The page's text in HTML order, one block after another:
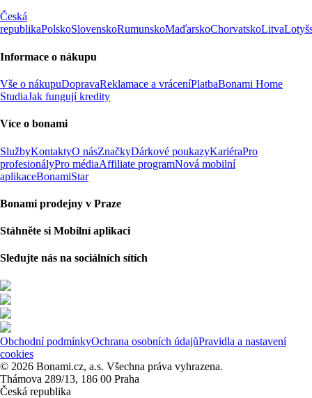
Česká
republikaPolskoSlovenskoRumunskoMaďarskoChorvatskoLitva
Informace o nákupu
Vše o nákupuDopravaReklamace a vráceníPlatbaBonami Home
StudiaJak fungují kredity
Více o bonami
SlužbyKontaktyO násZnačkyDárkové poukazyKariéraPro
profesionályPro médiaAffiliate programNová mobilní
aplikaceBonamiStar
Bonami prodejny v Praze
Stáhněte si Mobilní aplikaci
Sledujte nás na sociálních sítích
Obchodní podmínkyOchrana osobních údajůPravidla a nastavení
cookies
© 2026 Bonami.cz, a.s. Všechna práva vyhrazena.
Thámova 289/13, 186 00 Praha
Česká republika